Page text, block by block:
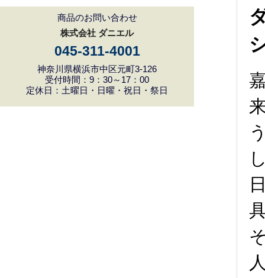
商品のお問い合わせ
株式会社 ダニエル
045-311-4001
神奈川県横浜市中区元町3-126
受付時間：9：30～17：00
定休日：土曜日・日曜・祝日・祭日